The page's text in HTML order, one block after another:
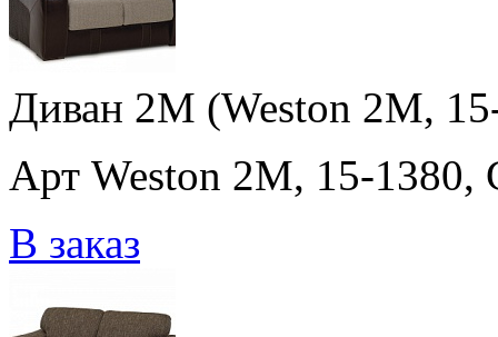
Диван 2M (Weston 2M,
Арт Weston 2M, 15-1380,
В заказ